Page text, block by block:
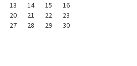
13 14 15
16
20 21 22
23
27 28 29
30